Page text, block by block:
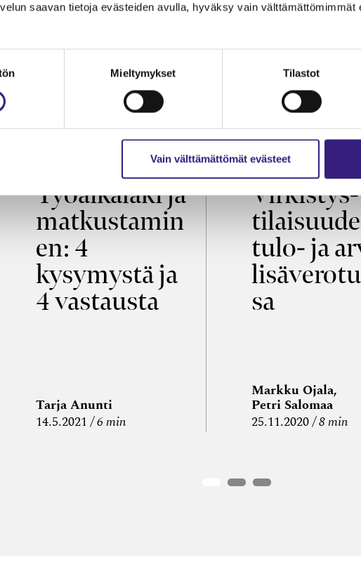
saavan tietoja evästeiden avulla, hyväksy vain välttämättömimmät
Mieltymykset Tilastot
Vain välttämättömät evästeet
Työaikalaki ja
matkustamin
en: 4
kysymystä ja
4 vastausta
Tarja Anunti
14.5.2021
6 min
VEROTUS
Virkistys­
tulo- ja
sa
Markku Ojala,
Petri Salomaa
25.11.2020 8 min